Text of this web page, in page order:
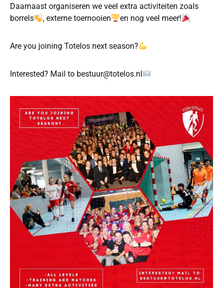
Daarnaast organiseren we veel extra activiteiten zoals
borrels
, externe toernooien en nog veel meer!
Are you joining Totelos next season?
Interested? Mail to bestuur@totelos.nl